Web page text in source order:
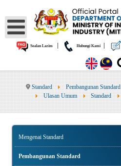
Soalan Lazim| Hubungi Kami|
Standard Pembangunan Standard
Ulasan Umum
Standard
Mengenai Standard
Pembangunan Standard